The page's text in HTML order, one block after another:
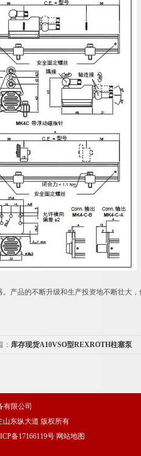
产品的不断升级和生产投资地不断壮大，
： 库存现货A10VSO型REXROTH柱塞泵
有限公司
东纵大道 版权所有
备17166119号 网站地图